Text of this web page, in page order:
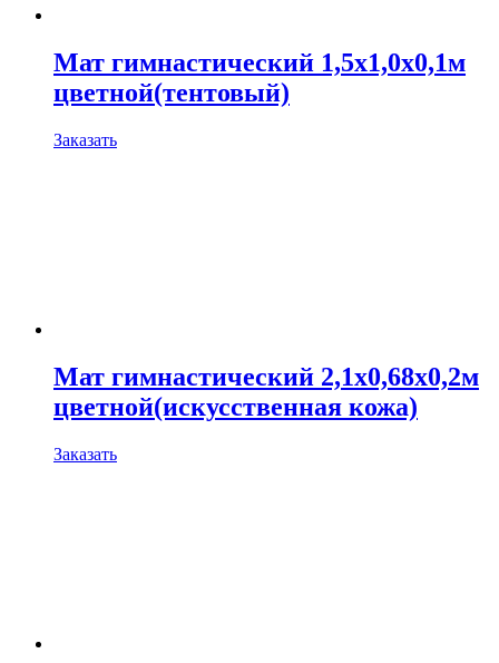
Мат гимнастический 1,5х1,0х0,1м
цветной(тентовый)
Заказать
Мат гимнастический 2,1х0,68х0,2м
цветной(искусственная кожа)
Заказать